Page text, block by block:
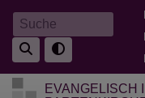
Direkt
zum
Inhalt
Suche
EVANGELISCH